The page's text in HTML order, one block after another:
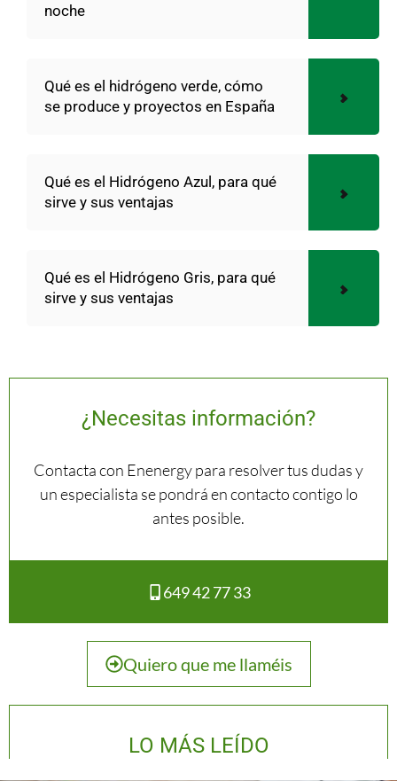
noche
Qué es el hidrógeno verde, cómo
se produce y proyectos en España
Qué es el Hidrógeno Azul, para qué
sirve y sus ventajas
Qué es el Hidrógeno Gris, para qué
sirve y sus ventajas
¿Necesitas información?
Contacta con Enenergy para resolver tus dudas y
un especialista se pondrá en contacto contigo lo
antes posible.
649 42 77 33
Quiero que me llaméis
LO MÁS LEÍDO